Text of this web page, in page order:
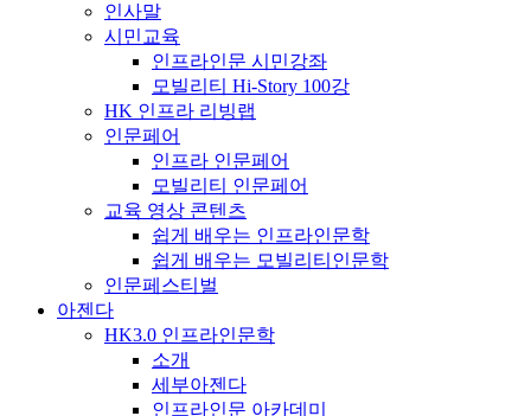
인사말
시민교육
인프라인문 시민강좌
모빌리티 Hi-Story 100강
HK 인프라 리빙랩
인문페어
인프라 인문페어
모빌리티 인문페어
교육 영상 콘텐츠
쉽게 배우는 인프라인문학
쉽게 배우는 모빌리티인문학
인문페스티벌
아젠다
HK3.0 인프라인문학
소개
세부아젠다
인프라인문 아카데미